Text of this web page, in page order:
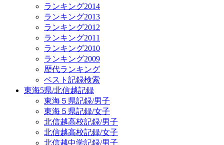
ランキング2014
ランキング2013
ランキング2012
ランキング2011
ランキング2010
ランキング2009
歴代ランキング
ベスト記録検索
東海5県/北信越記録
東海５県記録/男子
東海５県記録/女子
北信越高校記録/男子
北信越高校記録/女子
北信越中学記録/男子